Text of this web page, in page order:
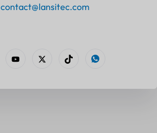
contact@lansitec.com